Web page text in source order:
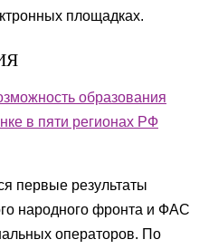
площадках.
образования
в пяти регионах РФ
первые результаты
народного фронта и ФАС
операторов. По